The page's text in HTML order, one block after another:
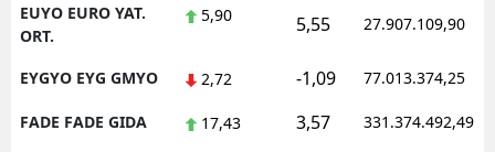
EUYO EURO YAT.
ORT.
5,90 5,55 27.907.109,90
EYGYO EYG GMYO 2,72 -1,09 77.013.374,25
FADE FADE GIDA 17,43 3,57 331.374.492,49